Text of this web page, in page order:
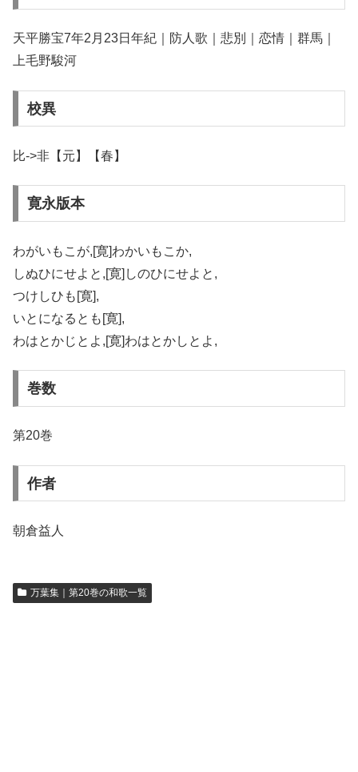
天平勝宝7年2月23日年紀｜防人歌｜悲別｜恋情｜群馬｜
上毛野駿河
校異
比->非【元】【春】
寛永版本
わがいもこが,[寛]わかいもこか,
しぬひにせよと,[寛]しのひにせよと,
つけしひも[寛],
いとになるとも[寛],
わはとかじとよ,[寛]わはとかしとよ,
巻数
第20巻
作者
朝倉益人
万葉集｜第20巻の和歌一覧